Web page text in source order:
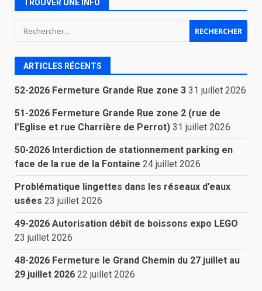
TROUVER UNE INFO
Rechercher :
ARTICLES RÉCENTS
52-2026 Fermeture Grande Rue zone 3 31 juillet 2026
51-2026 Fermeture Grande Rue zone 2 (rue de
l’Eglise et rue Charrière de Perrot) 31 juillet 2026
50-2026 Interdiction de stationnement parking en
face de la rue de la Fontaine 24 juillet 2026
Problématique lingettes dans les réseaux d’eaux
usées 23 juillet 2026
49-2026 Autorisation débit de boissons expo LEGO
23 juillet 2026
48-2026 Fermeture le Grand Chemin du 27 juillet au
29 juillet 2026 22 juillet 2026